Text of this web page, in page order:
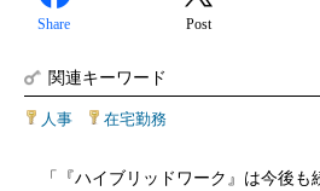
Share Post
関連キーワード
人事 在宅勤務
「『ハイブリッドワーク』は今後